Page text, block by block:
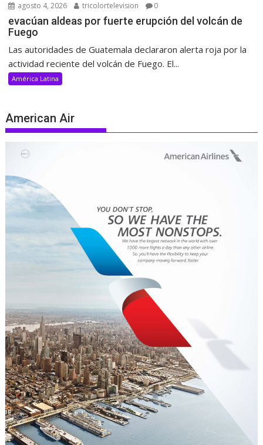
agosto 4, 2026 tricolortelevision 0
evacúan aldeas por fuerte erupción del volcán de
Fuego
Las autoridades de Guatemala declararon alerta roja por la
actividad reciente del volcán de Fuego. El...
América Latina
American Air